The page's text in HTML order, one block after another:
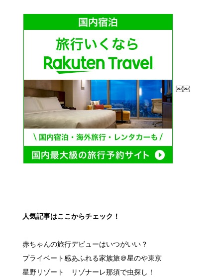
￼￼
人気記事はここからチェック！
赤ちゃんの旅行デビューはいつがいい？
プライベート感あふれる家族旅＠星のや東京
星野リゾート リゾナーレ那須で虫探し！